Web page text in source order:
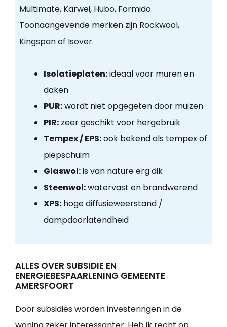
Multimate, Karwei, Hubo, Formido.
Toonaangevende merken zijn Rockwool,
Kingspan of Isover.
Isolatieplaten:ideaal voor muren en
daken
PUR:wordt niet opgegeten door muizen
PIR:zeer geschikt voor hergebruik
Tempex / EPS:ook bekend als tempex of
piepschuim
Glaswol:is van nature erg dik
Steenwol:watervast en brandwerend
XPS:hoge diffusieweerstand /
dampdoorlatendheid
ALLES OVER SUBSIDIE EN
ENERGIEBESPAARLENING GEMEENTE
AMERSFOORT
Door subsidies worden investeringen in de